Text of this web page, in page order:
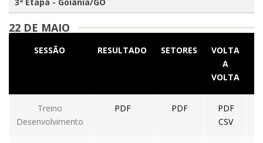
22 DE MAIO
SESSÃO RESULTADO SETORES
VOLTA
A
VOLTA
Treino
Desenvolvimento
PDF PDF
PDF
CSV